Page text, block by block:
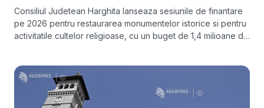
Consiliul Judetean Harghita lanseaza sesiunile de finantare
pe 2026 pentru restaurarea monumentelor istorice si pentru
activitatile cultelor religioase, cu un buget de 1,4 milioane de